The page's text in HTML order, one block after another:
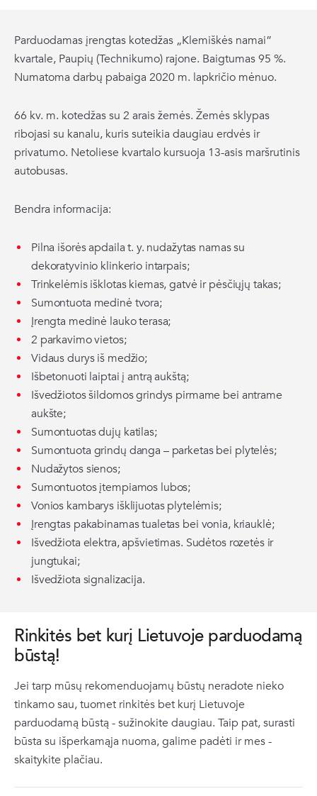
Parduodamas įrengtas kotedžas „Klemiškės namai”
kvartale, Paupių (Technikumo) rajone. Baigtumas 95 %.
Numatoma darbų pabaiga 2020 m. lapkričio mėnuo.
66 kv. m. kotedžas su 2 arais žemės. Žemės sklypas
ribojasi su kanalu, kuris suteikia daugiau erdvės ir
privatumo. Netoliese kvartalo kursuoja 13-asis maršrutinis
autobusas.
Bendra informacija:
Pilna išorės apdaila t. y. nudažytas namas su
dekoratyvinio klinkerio intarpais;
Trinkelėmis išklotas kiemas, gatvė ir pėsčiųjų takas;
Sumontuota medinė tvora;
Įrengta medinė lauko terasa;
2 parkavimo vietos;
Vidaus durys iš medžio;
Išbetonuoti laiptai į antrą aukštą;
Išvedžiotos šildomos grindys pirmame bei antrame
aukšte;
Sumontuotas dujų katilas;
Sumontuota grindų danga – parketas bei plytelės;
Nudažytos sienos;
Sumontuotos įtempiamos lubos;
Vonios kambarys išklijuotas plytelėmis;
Įrengtas pakabinamas tualetas bei vonia, kriauklė;
Išvedžiota elektra, apšvietimas. Sudėtos rozetės ir
jungtukai;
Išvedžiota signalizacija.
Rinkitės bet kurį Lietuvoje parduodamą
būstą!
Jei tarp mūsų rekomenduojamų būstų neradote nieko
tinkamo sau, tuomet rinkitės bet kurį Lietuvoje
parduodamą būstą -sužinokite daugiau. Taip pat, surasti
būsta su išperkamąja nuoma, galime padėti ir mes -
skaitykite plačiau.